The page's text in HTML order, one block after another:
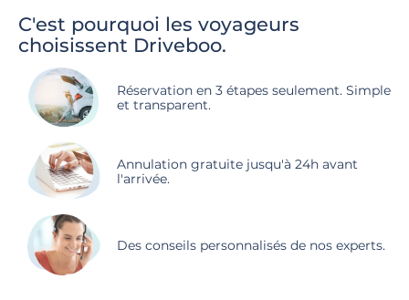
C'est pourquoi les voyageurs
choisissent Driveboo.
Réservation en 3 étapes seulement. Simple
et transparent.
Annulation gratuite jusqu'à 24h avant
l'arrivée.
Des conseils personnalisés de nos experts.